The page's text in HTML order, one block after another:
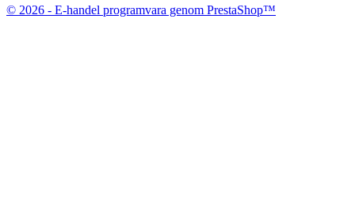
© 2026 - E-handel programvara genom PrestaShop™